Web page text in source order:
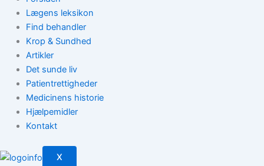
Lægens leksikon
Find behandler
Krop & Sundhed
Artikler
Det sunde liv
Patientrettigheder
Medicinens historie
Hjælpemidler
Kontakt
X